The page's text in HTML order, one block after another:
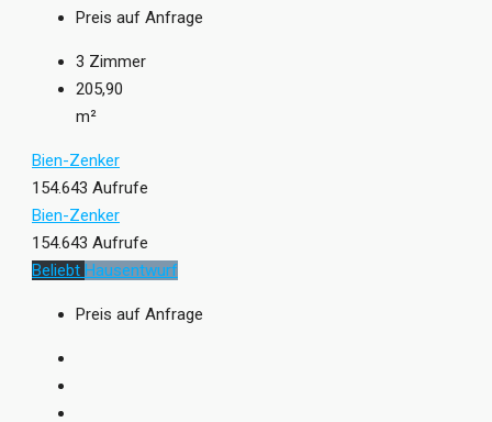
Preis auf Anfrage
3 Zimmer
205,90
m²
Bien-Zenker
154.643 Aufrufe
Bien-Zenker
154.643 Aufrufe
Beliebt Hausentwurf
Preis auf Anfrage